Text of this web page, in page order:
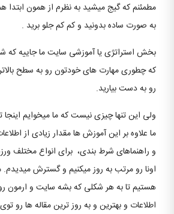
مطمئنم که گیج میشید به نظرم از همون
به صورت ساده بدونید و کم کم جلو برید .
بخش استراتژی یا آموزشی سایت ما جاییه که
که چطوری مهارت های خودتون رو به سطح
رو به دست بیارید.
ولی این تنها چیزی نیست که ما میخوایم اینجا
ما علاوه بر این آموزش ها مقدار زیادی از
و راهنماهای شرط بندی، برای انواع مختلف
اونا رو مرتب به روز میکنیم و گسترش
هستیم تا به هر شکلی که بشه سایت و ارمون
اطلاعات و بهترین و به روز ترین مقاله ها رو